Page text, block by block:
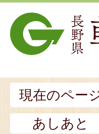
現在のペー
あしあと